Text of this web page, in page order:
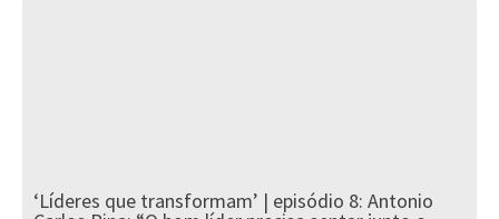
‘Líderes que transformam’ | episódio 8: Antonio